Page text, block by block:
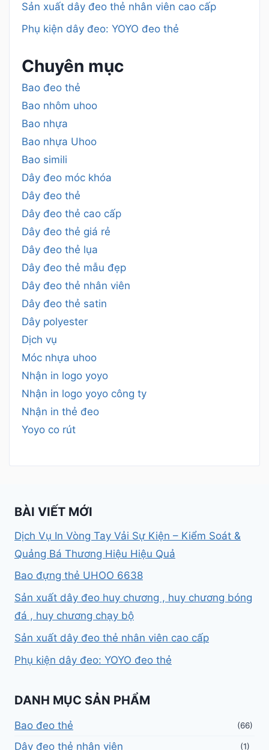
Sản xuất dây đeo thẻ nhân viên cao cấp
Phụ kiện dây đeo: YOYO đeo thẻ
Chuyên mục
Bao đeo thẻ
Bao nhôm uhoo
Bao nhựa
Bao nhựa Uhoo
Bao simili
Dây đeo móc khóa
Dây đeo thẻ
Dây đeo thẻ cao cấp
Dây đeo thẻ giá rẻ
Dây đeo thẻ lụa
Dây đeo thẻ mẫu đẹp
Dây đeo thẻ nhân viên
Dây đeo thẻ satin
Dây polyester
Dịch vụ
Móc nhựa uhoo
Nhận in logo yoyo
Nhận in logo yoyo công ty
Nhận in thẻ đeo
Yoyo co rút
BÀI VIẾT MỚI
Dịch Vụ In Vòng Tay Vải Sự Kiện – Kiểm Soát &
Quảng Bá Thương Hiệu Hiệu Quả
Bao đựng thẻ UHOO 6638
Sản xuất dây đeo huy chương , huy chương bóng
đá , huy chương chạy bộ
Sản xuất dây đeo thẻ nhân viên cao cấp
Phụ kiện dây đeo: YOYO đeo thẻ
DANH MỤC SẢN PHẨM
Bao đeo thẻ (66)
Dây đeo thẻ nhân viên (1)